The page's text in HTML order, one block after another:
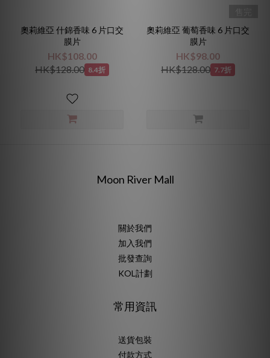
奧莉維亞 什錦香味 6 片口交
膜片
HK$108.00
HK$128.00 8.4折
奧莉維亞 葡萄香味 6 片口交
膜片
HK$98.00
HK$128.00 7.7折
Moon River Mall
關於我們
加入我們
批發查詢
KOL計劃
常用資訊
送貨包裝
付款方式